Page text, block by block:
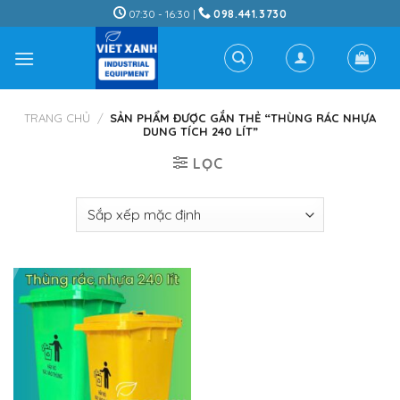
to
content
07:30 - 16:30 | 098.441.3730
TRANG CHỦ / SẢN PHẨM ĐƯỢC GẮN THẺ “THÙNG RÁC NHỰA
DUNG TÍCH 240 LÍT”
LỌC